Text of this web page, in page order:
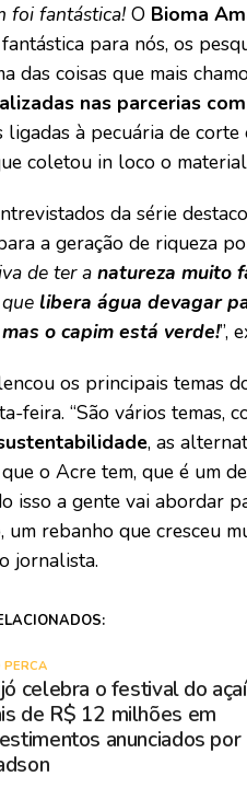
foi fantástica! O Bioma
para nós, os
das coisas que mais
nas parcerias
ligadas à pecuária de
coletou in loco o
da série
a geração de riqueza
de ter a natureza muito
libera água devagar
mas o capim está verde!”,
os principais temas
feira. “São vários temas,
, as
que o Acre tem, que é um
isso a gente vai abordar
um rebanho que cresceu
jornalista.
PERCA
celebra o festival do
de R$ 12 milhões em
anunciados por